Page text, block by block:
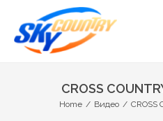
CROSS
Home / Видео /